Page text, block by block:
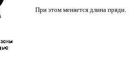
При этом меняется длина пряди.